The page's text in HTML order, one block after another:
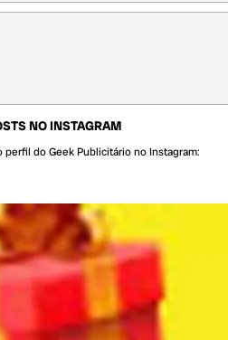
NO INSTAGRAM
do Geek Publicitário no Instagram: